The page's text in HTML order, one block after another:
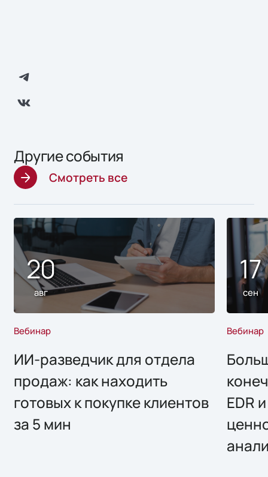
Другие события
Смотреть все
20
авг
Вебинар
ИИ-разведчик для отдела
продаж: как находить
готовых к покупке клиентов
за 5 мин
17
сен
Вебинар
EDR